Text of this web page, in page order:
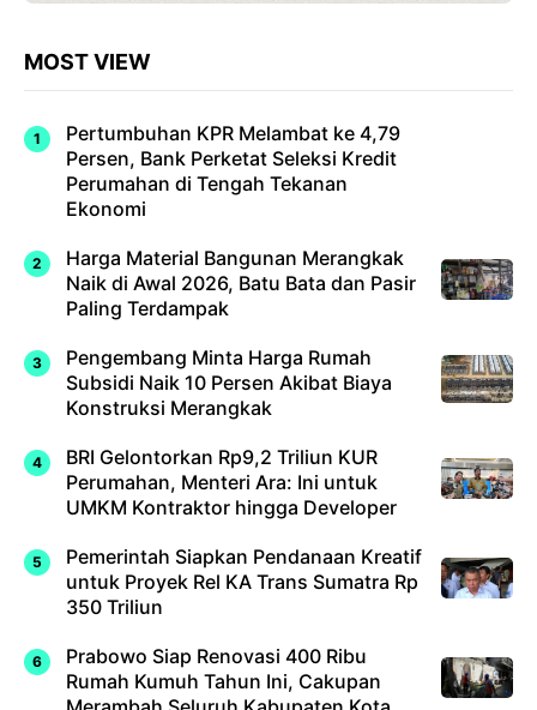
MOST VIEW
Pertumbuhan KPR Melambat ke 4,79
Persen, Bank Perketat Seleksi Kredit
Perumahan di Tengah Tekanan
Ekonomi
Harga Material Bangunan Merangkak
Naik di Awal 2026, Batu Bata dan Pasir
Paling Terdampak
Pengembang Minta Harga Rumah
Subsidi Naik 10 Persen Akibat Biaya
Konstruksi Merangkak
BRI Gelontorkan Rp9,2 Triliun KUR
Perumahan, Menteri Ara: Ini untuk
UMKM Kontraktor hingga Developer
Pemerintah Siapkan Pendanaan Kreatif
untuk Proyek Rel KA Trans Sumatra Rp
350 Triliun
Prabowo Siap Renovasi 400 Ribu
Rumah Kumuh Tahun Ini, Cakupan